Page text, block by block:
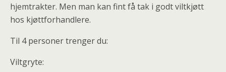
hjemtrakter. Men man kan fint få tak i godt viltkjøtt
hos kjøttforhandlere.
Til 4 personer trenger du:
Viltgryte: